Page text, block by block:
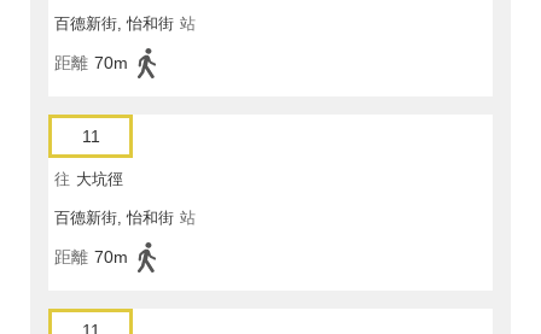
百德新街, 怡和街 站
距離 70m
11
往 大坑徑
百德新街, 怡和街 站
距離 70m